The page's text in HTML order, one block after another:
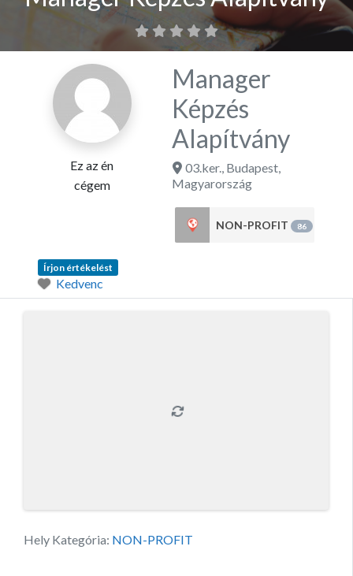
Ez az én
cégem
Manager
Képzés
Alapítvány
03.ker., Budapest,
Magyarország
NON-PROFIT 86
Írjon értékelést
Kedvenc
Hely Kategória: NON-PROFIT